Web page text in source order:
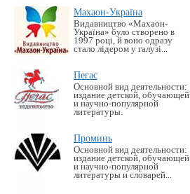
Махаон-Україна
Видавництво «Махаон-
Україна» було створено в
1997 році, й воно одразу
стало лідером у галузі...
Пегас
Основной вид деятельности:
издание детской, обучающей
и научно-популярной
литературы.
Проминь
Основной вид деятельности:
издание детской, обучающей
и научно-популярной
литературы и словарей...